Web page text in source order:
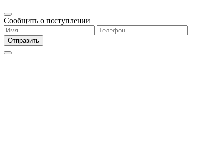
Сообщить о поступлении